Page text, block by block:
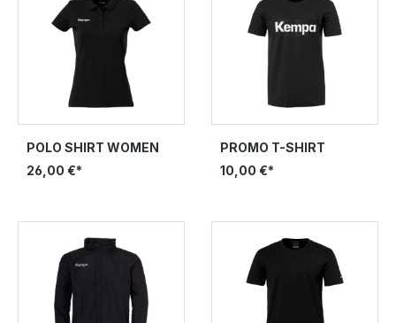
POLO SHIRT WOMEN
26,00 €*
PROMO T-SHIRT
10,00 €*